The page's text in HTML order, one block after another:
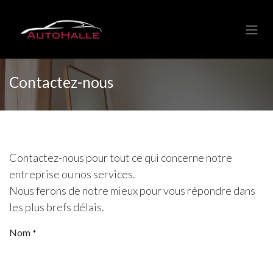
Contactez-nous
Contactez-nous pour tout ce qui concerne notre
entreprise ou nos services.
Nous ferons de notre mieux pour vous répondre dans
les plus brefs délais.
Nom *